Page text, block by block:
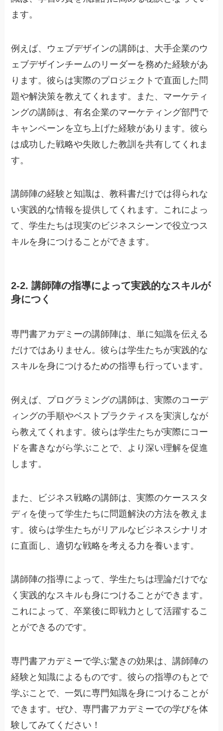
ます。
例えば、ウェブデザインの講師は、大手企業のウ
ェブデザインチームのリーダーを務めた経験があ
ります。彼らは実際のプロジェクトで直面した問
題や解決策を教えてくれます。また、マーケティ
ングの講師は、有名企業のマーケティング部門で
キャンペーンを立ち上げた経験があります。彼ら
は成功した戦略や失敗した教訓を共有してくれま
す。
講師陣の経験と知識は、教科書だけでは得られな
い実践的な情報を提供してくれます。これによっ
て、学生たちは現実のビジネスシーンで役立つス
キルを身につけることができます。
2-2. 講師陣の指導によって実践的なスキルが
身につく
専門書アカデミーの講師陣は、単に知識を伝える
だけではありません。彼らは学生たちが実践的な
スキルを身につけるための指導も行っています。
例えば、プログラミングの講師は、実際のコーデ
ィングの手順やベストプラクティスを実演しなが
ら教えてくれます。彼らは学生たちが実際にコー
ドを書きながら学ぶことで、より深い理解を促進
します。
また、ビジネス戦略の講師は、実際のケーススタ
ディを使って学生たちに問題解決の方法を教えま
す。彼らは学生たちがリアルなビジネスシナリオ
に直面し、適切な戦略を考える力を養います。
講師陣の指導によって、学生たちは理論だけでな
く実践的なスキルも身につけることができます。
これによって、卒業後に即戦力として活躍するこ
とができるのです。
専門書アカデミーで学ぶ驚きの効果は、講師陣の
経験と知識によるものです。彼らの指導のもとで
学ぶことで、一気に専門知識を身につけることが
できます。ぜひ、専門書アカデミーでの学びを体
験してみてください！